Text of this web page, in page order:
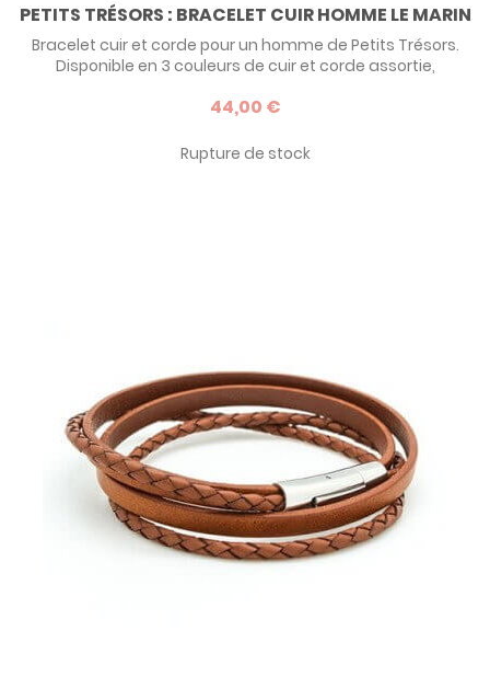
PETITS TRÉSORS : BRACELET CUIR HOMME LE MARIN
Bracelet cuir et corde pour un homme de Petits Trésors.
Disponible en 3 couleurs de cuir et corde assortie,
Le Marin est une idée de cadeau chic et tendance pour un
44,00 €
Rupture de stock